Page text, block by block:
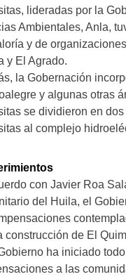
lideradas por la
Ambientales, Anla,
y de
y El Agrado.
la Gobernación
y algunas otras
se dividieron en
al complejo
con Javier Roa
del Huila, el
construcción de El
ha iniciado
a las